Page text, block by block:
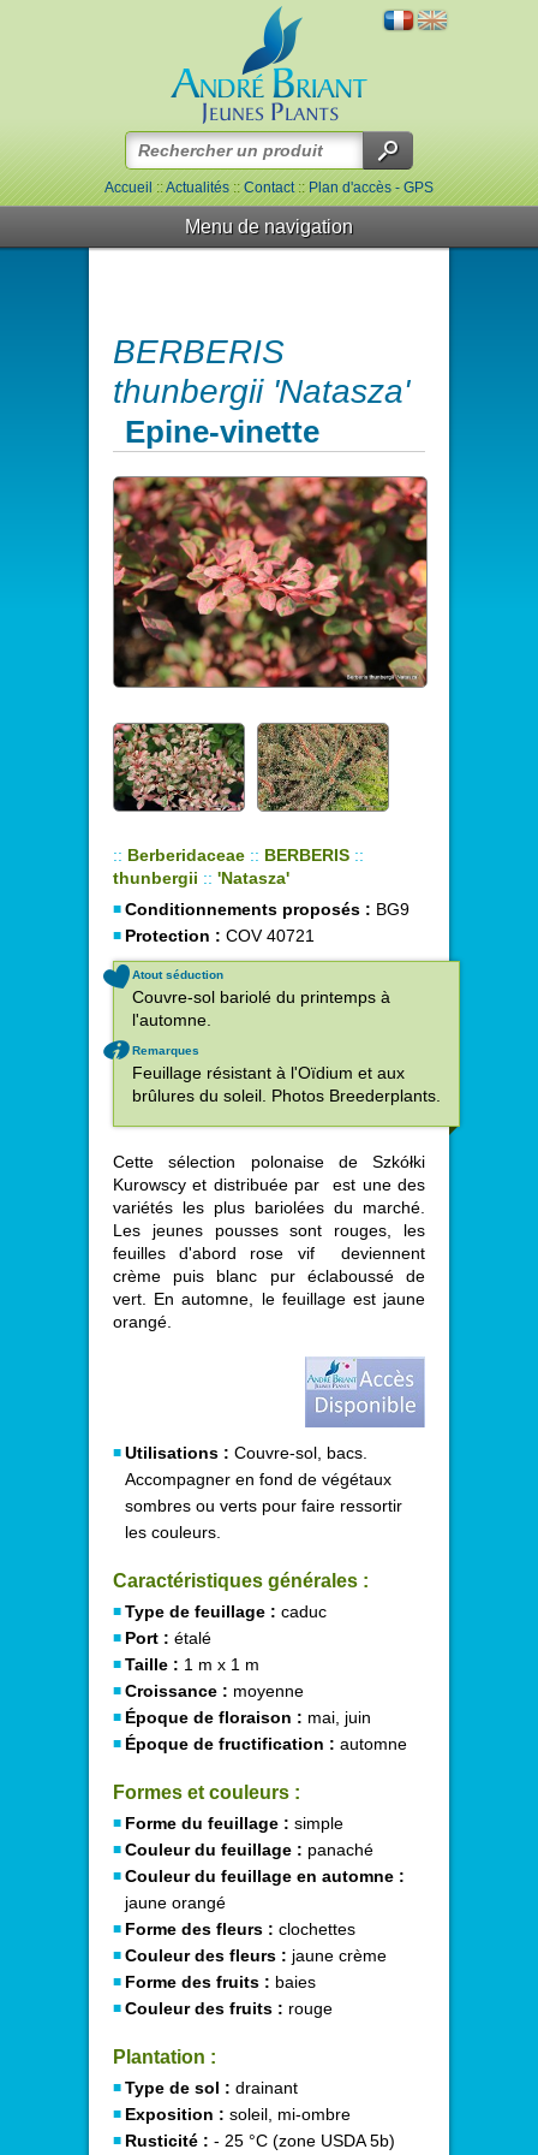
Accueil::Actualités::Contact::Plan d'accès - GPS
Menu de navigation
BERBERIS
thunbergii 'Natasza'
Epine-vinette
:: Berberidaceae :: BERBERIS ::
thunbergii :: 'Natasza'
Conditionnements proposés : BG9
Protection : COV 40721
Atout séduction
Couvre-sol bariolé du printemps à
l'automne.
Remarques
Feuillage résistant à l'Oïdium et aux
brûlures du soleil. Photos Breederplants.
Cette sélection polonaise de Szkółki
Kurowscy et distribuée par
est une des
variétés les plus bariolées du marché.
Les jeunes pousses sont rouges, les
feuilles d'abord rose vif deviennent
crème puis blanc pur éclaboussé de
vert. En automne, le feuillage est jaune
orangé.
Utilisations : Couvre-sol, bacs.
Accompagner en fond de végétaux
sombres ou verts pour faire ressortir
les couleurs.
Caractéristiques générales :
Type de feuillage : caduc
Port : étalé
Taille : 1 m x 1 m
Croissance : moyenne
Époque de floraison : mai, juin
Époque de fructification : automne
Formes et couleurs :
Forme du feuillage : simple
Couleur du feuillage : panaché
Couleur du feuillage en automne :
jaune orangé
Forme des fleurs : clochettes
Couleur des fleurs : jaune crème
Forme des fruits : baies
Couleur des fruits : rouge
Plantation :
Type de sol : drainant
Exposition : soleil, mi-ombre
Rusticité : - 25 °C (zone USDA 5b)